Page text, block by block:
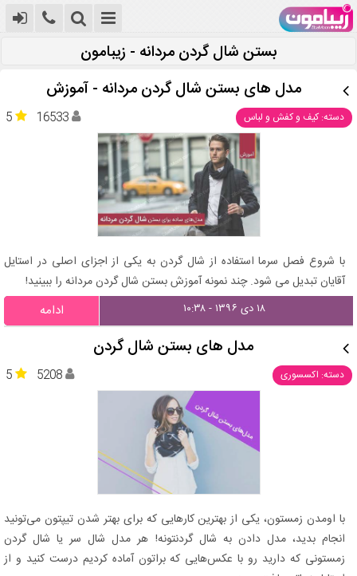
بستن شال گردن مردانه - زیبامون
مدل های بستن شال گردن مردانه - آموزش
دسته: کیف و کفش و لباس 5 16533
با شروع فصل سرما استفاده از شال گردن به یکی از اجزای اصلی در استایل
آقایان تبدیل می شود. چند نمونه آموزش بستن شال گردن مردانه را ببینید!
۱۸ دی ۱۳۹۶ - ۱۰:۳۸ ادامه
مدل های بستن شال گردن
دسته: اکسسوری 5 5208
با اومدن زمستون، یکی از بهترین کارهایی که برای بهتر شدن تیپتون می‌تونید
انجام بدید، مدل دادن به شال گردنتونه! هر مدل شال سر یا شال گردن
زمستونی که دارید رو با عکس‌هایی که براتون آماده کردیم درست کنید و از